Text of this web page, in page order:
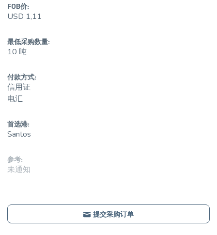
FOB价:
USD 1,11
最低采购数量:
10 吨
付款方式:
信用证
电汇
首选港:
Santos
参考:
未通知
提交采购订单